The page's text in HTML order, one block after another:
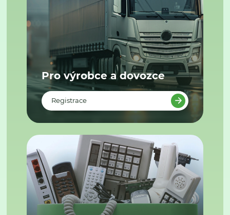
Pro výrobce a dovozce
Registrace